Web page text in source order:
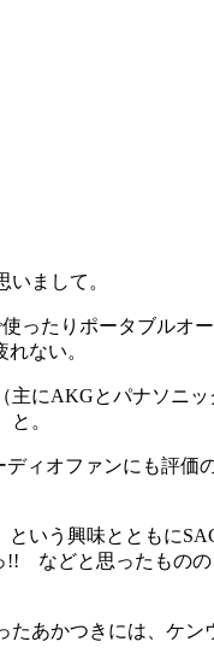
まして。
ったりポータブルオ
ない。
にAKGとパナソニ
。
ディオファンにも評価
いう興味とともに
!! などと思ったもの
あかつきには、ケ